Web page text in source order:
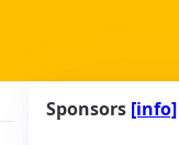
Sponsors [info]